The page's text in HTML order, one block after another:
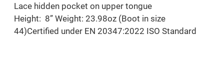
Lace hidden pocket on upper tongue
Height: 8” Weight: 23.98oz (Boot in size
44)Certified under EN 20347:2022 ISO Standard